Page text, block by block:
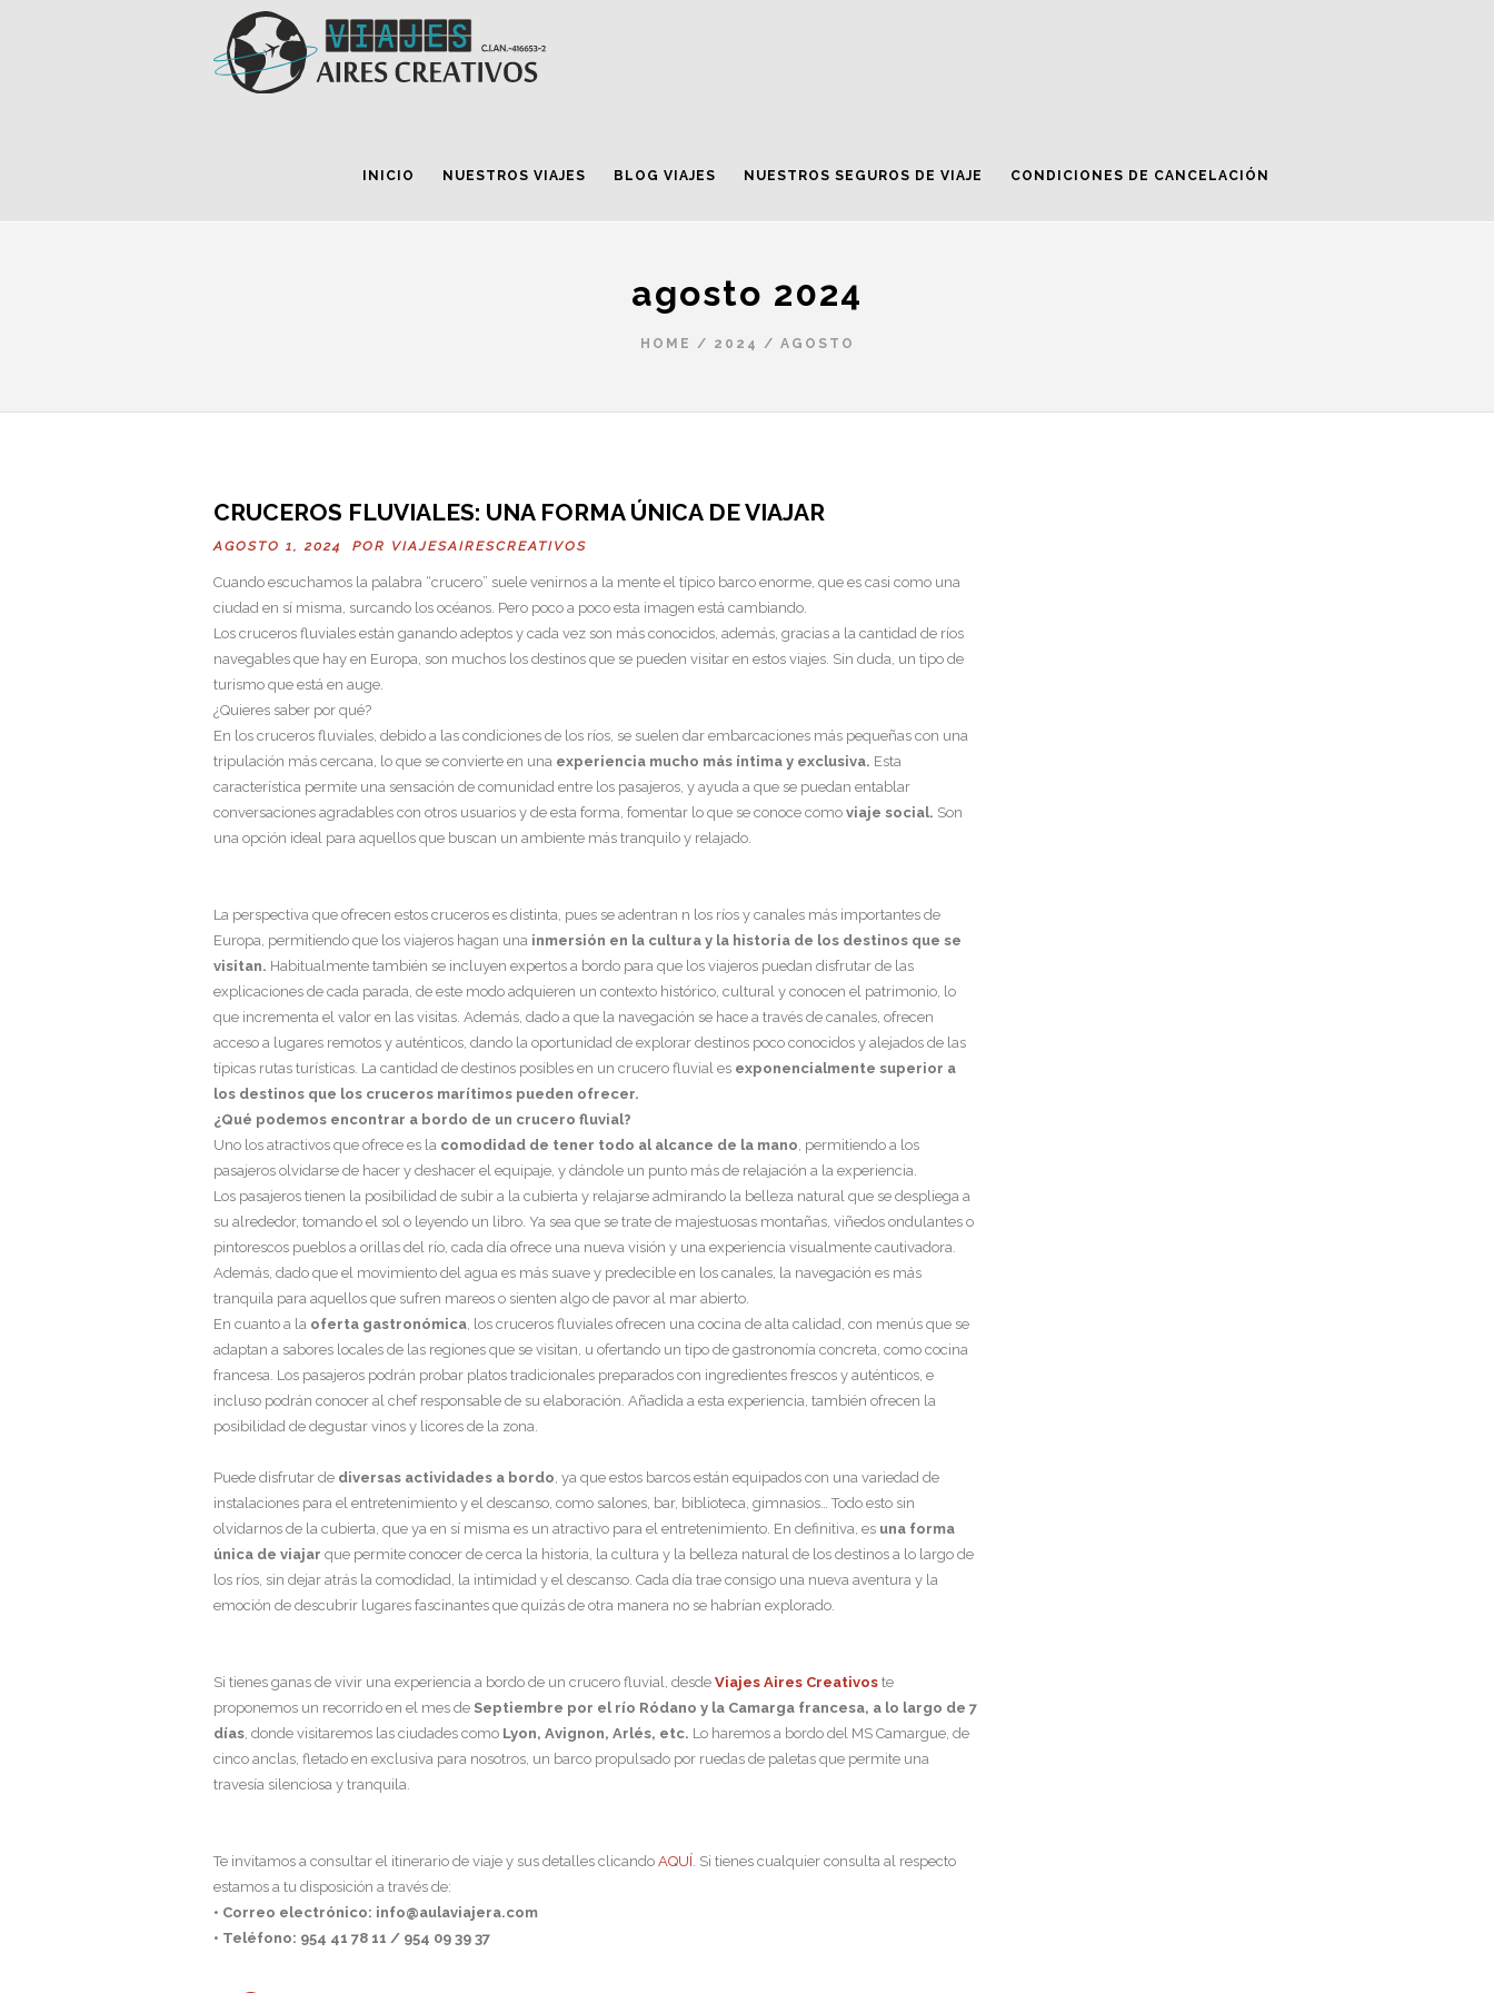
INICIO NUESTROS VIAJES BLOG VIAJES NUESTROS SEGUROS DE VIAJE CONDICIONES DE CANCELACIÓN
agosto 2024
HOME / 2024 / AGOSTO
CRUCEROS FLUVIALES: UNA FORMA ÚNICA DE VIAJAR
AGOSTO 1, 2024 POR VIAJESAIRESCREATIVOS
Cuando escuchamos la palabra “crucero” suele venirnos a la mente el típico barco enorme, que es casi como una
ciudad en sí misma, surcando los océanos. Pero poco a poco esta imagen está cambiando.
Los cruceros fluviales están ganando adeptos y cada vez son más conocidos, además, gracias a la cantidad de ríos
navegables que hay en Europa, son muchos los destinos que se pueden visitar en estos viajes. Sin duda, un tipo de
turismo que está en auge.
¿Quieres saber por qué?
En los cruceros fluviales, debido a las condiciones de los ríos, se suelen dar embarcaciones más pequeñas con una
tripulación más cercana, lo que se convierte en una experiencia mucho más íntima y exclusiva. Esta
característica permite una sensación de comunidad entre los pasajeros, y ayuda a que se puedan entablar
conversaciones agradables con otros usuarios y de esta forma, fomentar lo que se conoce como viaje social. Son
una opción ideal para aquellos que buscan un ambiente más tranquilo y relajado.
La perspectiva que ofrecen estos cruceros es distinta, pues se adentran n los ríos y canales más importantes de
Europa, permitiendo que los viajeros hagan una inmersión en la cultura y la historia de los destinos que se
visitan. Habitualmente también se incluyen expertos a bordo para que los viajeros puedan disfrutar de las
explicaciones de cada parada, de este modo adquieren un contexto histórico, cultural y conocen el patrimonio, lo
que incrementa el valor en las visitas. Además, dado a que la navegación se hace a través de canales, ofrecen
acceso a lugares remotos y auténticos, dando la oportunidad de explorar destinos poco conocidos y alejados de las
típicas rutas turísticas. La cantidad de destinos posibles en un crucero fluvial es exponencialmente superior a
los destinos que los cruceros marítimos pueden ofrecer.
¿Qué podemos encontrar a bordo de un crucero fluvial?
Uno los atractivos que ofrece es la comodidad de tener todo al alcance de la mano , permitiendo a los
pasajeros olvidarse de hacer y deshacer el equipaje, y dándole un punto más de relajación a la experiencia.
Los pasajeros tienen la posibilidad de subir a la cubierta y relajarse admirando la belleza natural que se despliega a
su alrededor, tomando el sol o leyendo un libro. Ya sea que se trate de majestuosas montañas, viñedos ondulantes o
pintorescos pueblos a orillas del río, cada día ofrece una nueva visión y una experiencia visualmente cautivadora.
Además, dado que el movimiento del agua es más suave y predecible en los canales, la navegación es más
tranquila para aquellos que sufren mareos o sienten algo de pavor al mar abierto.
En cuanto a la oferta gastronómica , los cruceros fluviales ofrecen una cocina de alta calidad, con menús que se
adaptan a sabores locales de las regiones que se visitan, u ofertando un tipo de gastronomía concreta, como cocina
francesa. Los pasajeros podrán probar platos tradicionales preparados con ingredientes frescos y auténticos, e
incluso podrán conocer al chef responsable de su elaboración. Añadida a esta experiencia, también ofrecen la
posibilidad de degustar vinos y licores de la zona.
Puede disfrutar de diversas actividades a bordo , ya que estos barcos están equipados con una variedad de
instalaciones para el entretenimiento y el descanso, como salones, bar, biblioteca, gimnasios… Todo esto sin
olvidarnos de la cubierta, que ya en sí misma es un atractivo para el entretenimiento. En definitiva, es una forma
única de viajar que permite conocer de cerca la historia, la cultura y la belleza natural de los destinos a lo largo de
los ríos, sin dejar atrás la comodidad, la intimidad y el descanso. Cada día trae consigo una nueva aventura y la
emoción de descubrir lugares fascinantes que quizás de otra manera no se habrían explorado.
Si tienes ganas de vivir una experiencia a bordo de un crucero fluvial, desde Viajes Aires Creativos te
proponemos un recorrido en el mes de Septiembre por el río Ródano y la Camarga francesa, a lo largo de 7
días , donde visitaremos las ciudades como Lyon, Avignon, Arlés, etc. Lo haremos a bordo del MS Camargue, de
cinco anclas, fletado en exclusiva para nosotros, un barco propulsado por ruedas de paletas que permite una
travesía silenciosa y tranquila.
Te invitamos a consultar el itinerario de viaje y sus detalles clicando AQUÍ . Si tienes cualquier consulta al respecto
estamos a tu disposición a través de:
• Correo electrónico: info@aulaviajera.com
• Teléfono: 954 41 78 11 / 954 09 39 37